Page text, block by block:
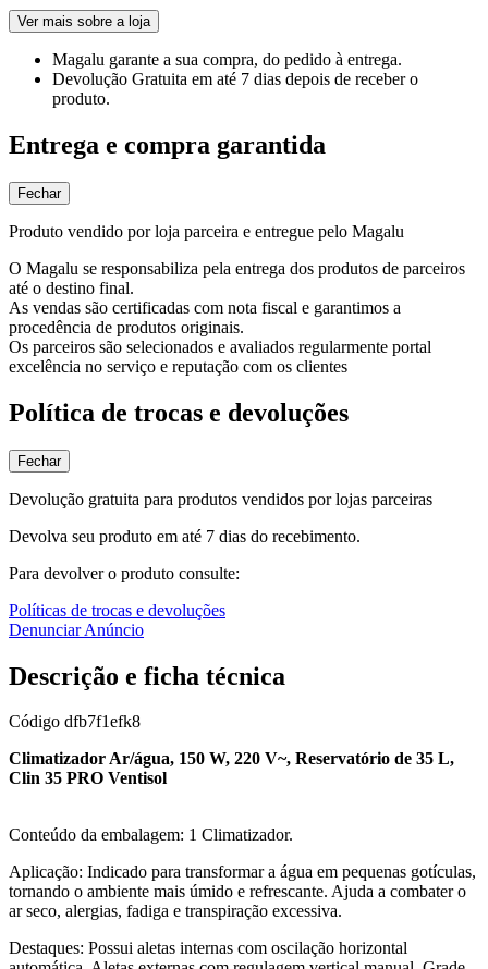
Ver mais sobre a loja
Magalu garante a sua compra, do pedido à entrega.
Devolução Gratuita em até 7 dias depois de receber o
produto.
Entrega e compra garantida
Fechar
Produto vendido por loja parceira e entregue pelo Magalu
O Magalu se responsabiliza pela entrega dos produtos de parceiros
até o destino final.
As vendas são certificadas com nota fiscal e garantimos a
procedência de produtos originais.
Os parceiros são selecionados e avaliados regularmente portal
excelência no serviço e reputação com os clientes
Política de trocas e devoluções
Fechar
Devolução gratuita para produtos vendidos por lojas parceiras
Devolva seu produto em até 7 dias do recebimento.
Para devolver o produto consulte:
Políticas de trocas e devoluções
Denunciar Anúncio
Descrição e ficha técnica
Código dfb7f1efk8
Climatizador Ar/água, 150 W, 220 V~, Reservatório de 35 L,
Clin 35 PRO Ventisol
Conteúdo da embalagem: 1 Climatizador.
Aplicação: Indicado para transformar a água em pequenas gotículas,
tornando o ambiente mais úmido e refrescante. Ajuda a combater o
ar seco, alergias, fadiga e transpiração excessiva.
Destaques: Possui aletas internas com oscilação horizontal